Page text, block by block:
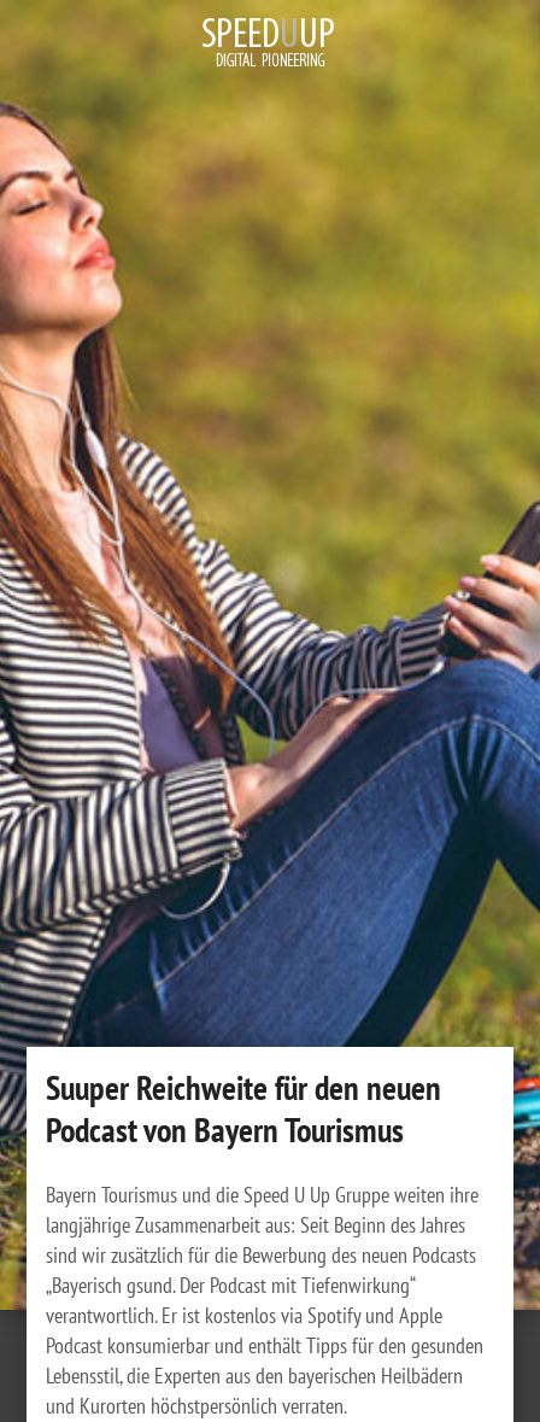
Suuper Reichweite für den neuen
Podcast von Bayern Tourismus
Bayern Tourismus und die Speed U Up Gruppe weiten ihre
langjährige Zusammenarbeit aus: Seit Beginn des Jahres
sind wir zusätzlich für die Bewerbung des neuen Podcasts
„Bayerisch gsund. Der Podcast mit Tiefenwirkung“
verantwortlich. Er ist kostenlos via Spotify und Apple
Podcast konsumierbar und enthält Tipps für den gesunden
Lebensstil, die Experten aus den bayerischen Heilbädern
und Kurorten höchstpersönlich verraten.